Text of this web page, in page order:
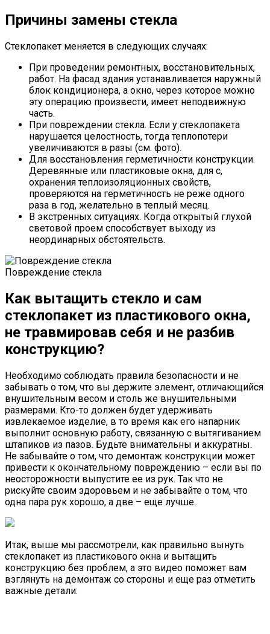
Причины замены стекла
Стеклопакет меняется в следующих случаях:
При проведении ремонтных, восстановительных,
работ. На фасад здания устанавливается наружный
блок кондиционера, а окно, через которое можно
эту операцию произвести, имеет неподвижную
часть.
При повреждении стекла. Если у стеклопакета
нарушается целостность, тогда теплопотери
увеличиваются в разы (см. фото).
Для восстановления герметичности конструкции.
Деревянные или пластиковые окна, для с,
охранения теплоизоляционных свойств,
проверяются на герметичность не реже одного
раза в год, желательно в теплый месяц.
В экстренных ситуациях. Когда открытый глухой
световой проем способствует выходу из
неординарных обстоятельств.
Повреждение стекла
Как вытащить стекло и сам
стеклопакет из пластикового окна,
не травмировав себя и не разбив
конструкцию?
Необходимо соблюдать правила безопасности и не
забывать о том, что вы держите элемент, отличающийся
внушительным весом и столь же внушительными
размерами. Кто-то должен будет удерживать
извлекаемое изделие, в то время как его напарник
выполнит основную работу, связанную с вытягиванием
штапиков из пазов. Будьте внимательны и аккуратны.
Не забывайте о том, что демонтаж конструкции может
привести к окончательному повреждению – если вы по
неосторожности выпустите ее из рук. Так что не
рискуйте своим здоровьем и не забывайте о том, что
одна пара рук хорошо, а две – еще лучше.
Итак, выше мы рассмотрели, как правильно вынуть
стеклопакет из пластикового окна и вытащить
конструкцию без проблем, а это видео поможет вам
взглянуть на демонтаж со стороны и еще раз отметить
важные детали: